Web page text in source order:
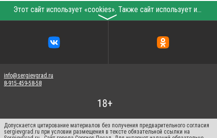
Этот сайт использует «cookies». Также сайт использует интернет-сервис для сбора технических данных касательно посетителей с целью получения маркетинговой и статистической информации. Условия обработки данных посетителей сайта см.
〉
info@sergievgrad.ru
8-915-459-58-58
Допускается цитирование материалов без получения предварительного согласия
sergievgrad.ru при условии размещения в тексте обязательной ссылки на